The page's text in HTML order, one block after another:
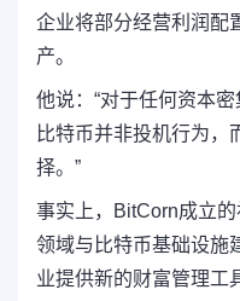
企业将部分经营利润配
产。
他说：“对于任何资本
比特币并非投机行为，
择。”
事实上，BitCorn成立
领域与比特币基础设施
业提供新的财富管理工